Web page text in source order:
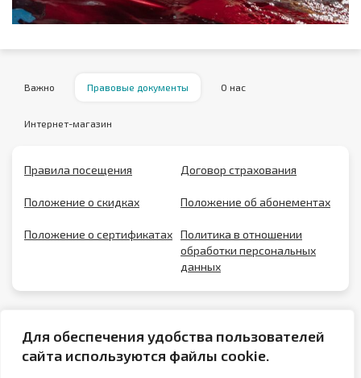
Для обеспечения удобства пользователей
сайта используются файлы cookie.
Важно Правовые документы О нас
Интернет-магазин
Правила посещения Договор страхования
Положение о скидках Положение об абонементах
Положение о сертификатах Политика в отношении
обработки персональных
данных